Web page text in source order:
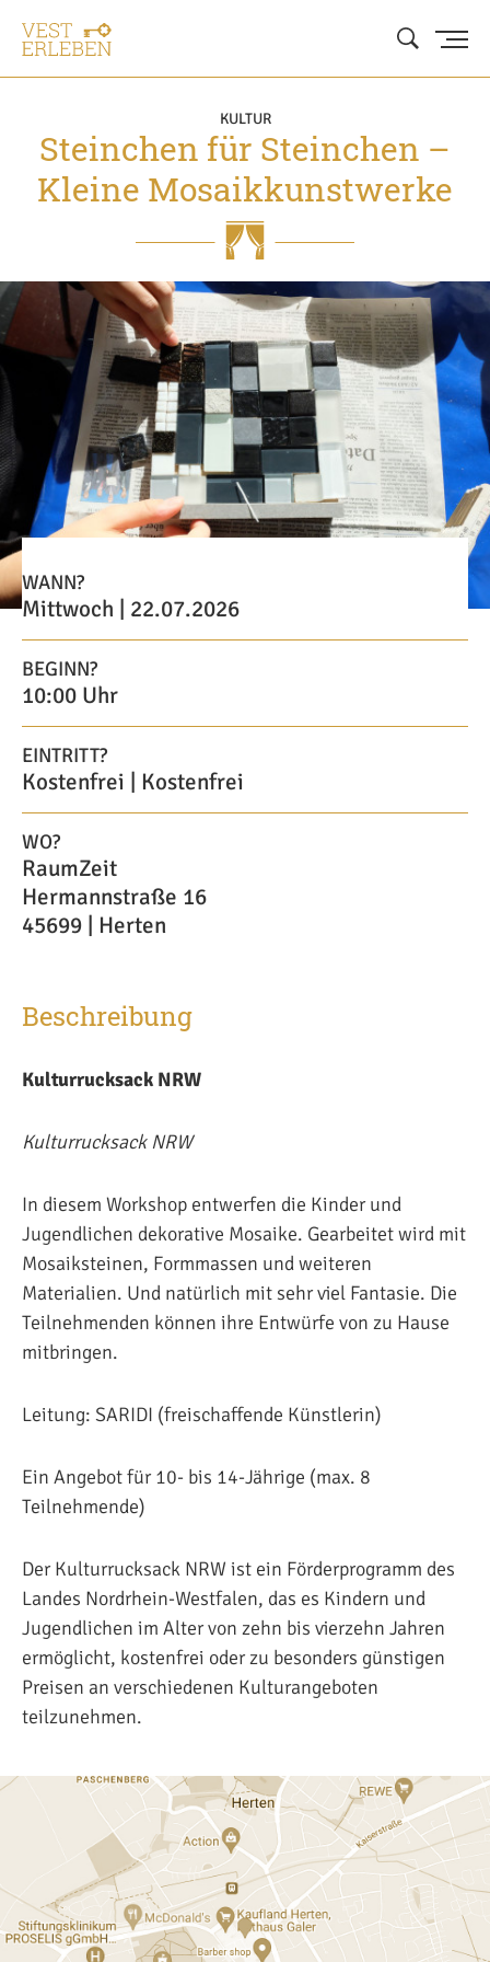
KULTUR
Steinchen für Steinchen –
Kleine Mosaikkunstwerke
WANN?
Mittwoch | 22.07.2026
BEGINN?
10:00 Uhr
EINTRITT?
Kostenfrei | Kostenfrei
WO?
RaumZeit
Hermannstraße 16
45699 | Herten
Beschreibung
Kulturrucksack NRW
Kulturrucksack NRW
In diesem Workshop entwerfen die Kinder und
Jugendlichen dekorative Mosaike. Gearbeitet wird mit
Mosaiksteinen, Formmassen und weiteren
Materialien. Und natürlich mit sehr viel Fantasie. Die
Teilnehmenden können ihre Entwürfe von zu Hause
mitbringen.
Leitung: SARIDI (freischaffende Künstlerin)
Ein Angebot für 10- bis 14-Jährige (max. 8
Teilnehmende)
Der Kulturrucksack NRW ist ein Förderprogramm des
Landes Nordrhein-Westfalen, das es Kindern und
Jugendlichen im Alter von zehn bis vierzehn Jahren
ermöglicht, kostenfrei oder zu besonders günstigen
Preisen an verschiedenen Kulturangeboten
teilzunehmen.